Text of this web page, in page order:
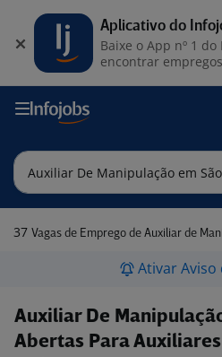
37 Vagas de Emprego de Auxiliar de Manipulação em
Ativar Aviso
Auxiliar De
Abertas Para Auxiliares
Aplicativo do
Baixe o App nº 1
encontrar empregos